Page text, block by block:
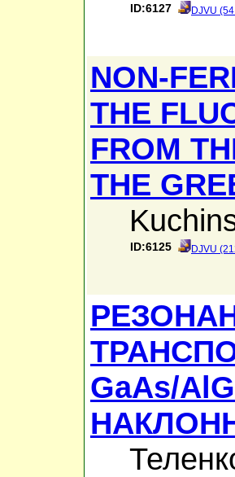
ID:6127 DJVU
NON-
THE
FROM
THE
ID:6125 DJVU
GaAs/